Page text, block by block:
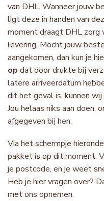
van DHL. Wanneer jouw
ligt deze in handen van
moment draagt DHL zorg
levering. Mocht jouw
aangekomen, dan kun je
op dat door drukte bij
latere arriveerdatum
dit het geval is, kunnen
Jou helaas niks aan doen,
afgegeven bij hen.
Via het schermpje
pakket is op dit moment.
je postcode, en je weet
Heb je hier vragen over?
met ons opnemen.